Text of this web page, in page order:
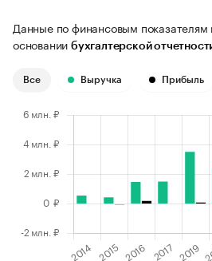
Данные по финансовым показателям
основании бухгалтерской
Все Выручка Прибыль